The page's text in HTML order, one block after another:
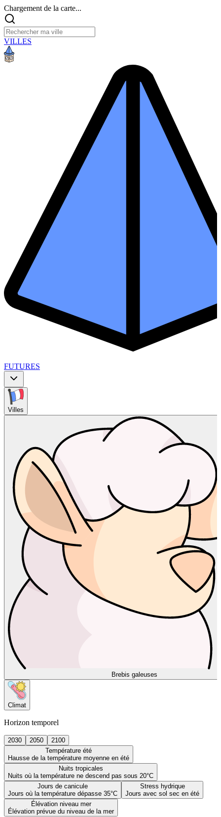
Chargement de la carte...
VILLES
FUTURES
Villes
Brebis galeuses
Climat
Horizon temporel
2030 2050
2100
Température été
Hausse de la température moyenne en été
Nuits tropicales
Nuits où la température ne descend pas sous 20°C
Jours de canicule
Jours où la température dépasse 35°C
Stress hydrique
Jours avec sol sec en été
Élévation niveau mer
Élévation prévue du niveau de la mer